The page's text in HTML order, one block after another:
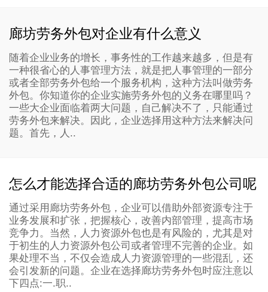
廊坊劳务外包对企业有什么意义
随着企业业务的增长，事务性的工作越来越多，但是有
一种很省心的人事管理方法，就是把人事管理的一部分
或者全部劳务外包给一个服务机构，这种方法叫做劳务
外包。你知道你的企业实施劳务外包的义务在哪里吗？
一些大企业面临着两大问题，自己解决不了，只能通过
劳务外包来解决。因此，企业选择用这种方法来解决问
题。首先，人..
怎么才能选择合适的廊坊劳务外包公司呢
通过采用廊坊劳务外包，企业可以借助外部资源专注于
业务发展和扩张，把握核心，改善内部管理，提高市场
竞争力。当然，人力资源外包也是有风险的，尤其是对
于初生的人力资源外包公司或者管理不完善的企业。如
果处理不当，不仅会造成人力资源管理的一些混乱，还
会引发新的问题。企业在选择廊坊劳务外包时应注意以
下四点:一.职..